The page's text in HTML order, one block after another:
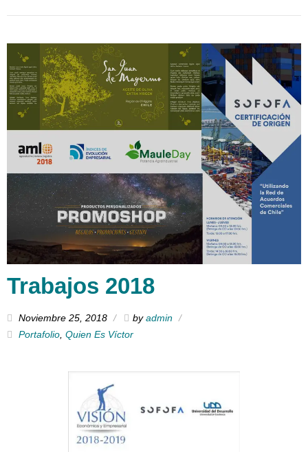
Trabajos 2018
Noviembre 25, 2018 byadmin
Portafolio, Quien Es Víctor